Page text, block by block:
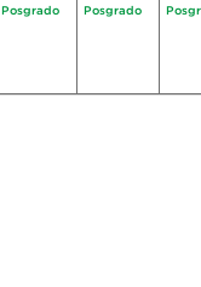
Posgrado
Posgrado